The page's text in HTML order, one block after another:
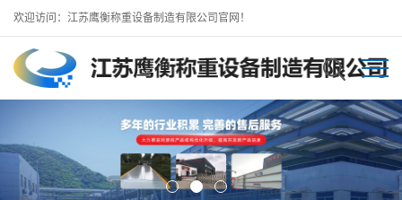
欢迎访问：江苏鹰衡称重设备制造有限公司官网！